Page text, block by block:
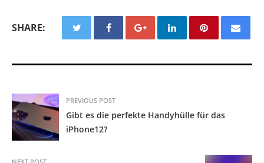
SHARE:
PREVIOUS POST
Gibt es die perfekte Handyhülle für das
iPhone12?